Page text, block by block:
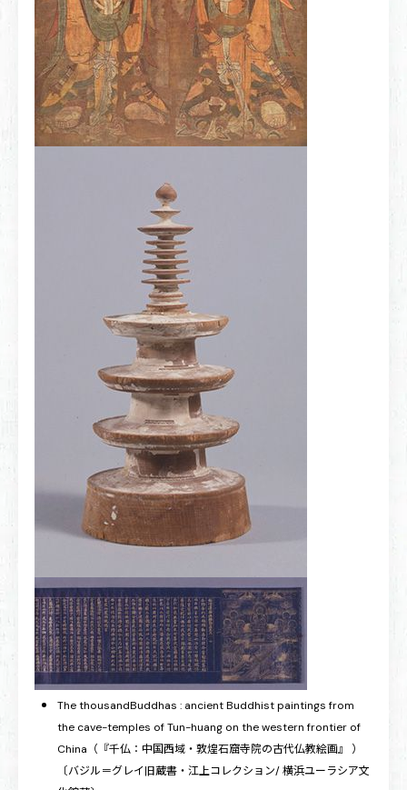
The thousandBuddhas : ancient Buddhist paintings from
the cave-temples of Tun-huang on the western frontier of
China（『千仏：中国西域・敦煌石窟寺院の古代仏教絵画』 ）
〔バジル＝グレイ旧蔵書・江上コレクション/ 横浜ユーラシア文